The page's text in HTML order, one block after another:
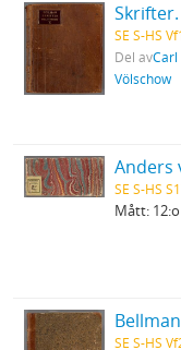
SE S-HS
Del avCarl
Völschow
SE S-HS
Mått:
SE S-HS